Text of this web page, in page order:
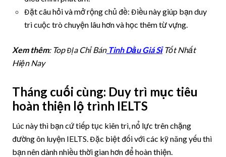
Đặt câu hỏi và mở rộng chủ đề: Điều này giúp bạn duy
trì cuộc trò chuyện lâu hơn và học thêm từ vựng.
Xem thêm: Top Địa Chỉ BánTinh Dầu Giá Sỉ Tốt Nhất
Hiện Nay
Tháng cuối cùng: Duy trì mục tiêu
hoàn thiện lộ trình IELTS
Lúc này thì bạn cứ tiếp tục kiên trì, nổ lực trên chặng
đường ôn luyện IELTS. Đặc biệt đối với các kỹ năng yếu thì
bạn nên dành nhiều thời gian hơn để hoàn thiện.